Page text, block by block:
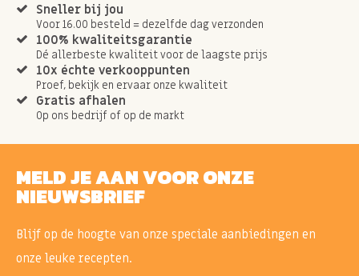
Sneller bij jou
Voor 16.00 besteld = dezelfde dag verzonden
100% kwaliteitsgarantie
Dé allerbeste kwaliteit voor de laagste prijs
10x échte verkooppunten
Proef, bekijk en ervaar onze kwaliteit
Gratis afhalen
Op ons bedrijf of op de markt
MELD JE AAN VOOR ONZE
NIEUWSBRIEF
Blijf op de hoogte van onze speciale aanbiedingen en
onze leuke recepten.